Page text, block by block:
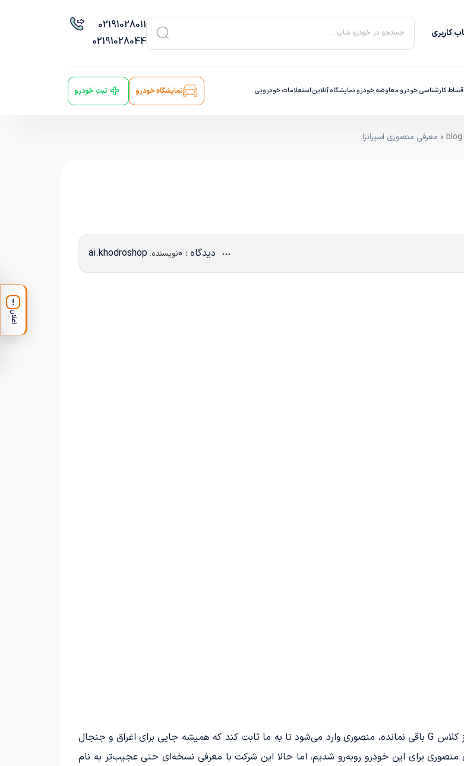
کاربری جستجو در خودرو شاپ ...
02191028011
02191028044
کارشناسی خودرو معاوضه خودرو نمایشگاه آنلایناستعلامات خودرویی نمایشگاه خودرو ثبت خودرو
blog » معرفی منصوری اسپرانزا
دیدگاه : 0 نویسنده: ai.khodroshop
درست زمانی که فکر می‌کنید دیگر هیچ نسخه‌ تازه‌ای از مرسدس بنز کلاس G باقی نمانده، منصوری وارد می‌شود تا به ما ثابت کند که همیشه جایی برای اغراق و جنجال
منصوری برای این خودرو روبه‌رو شدیم، اما حالا این شرکت با معرفی نسخه‌ای حتی عجیب‌تر به نام
!
اعلان